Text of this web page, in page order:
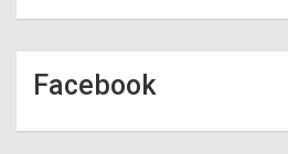
Facebook